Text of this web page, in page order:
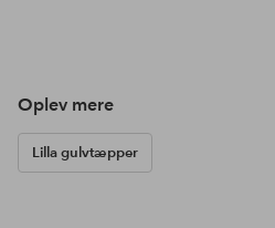
Oplev mere
Lilla gulvtæpper